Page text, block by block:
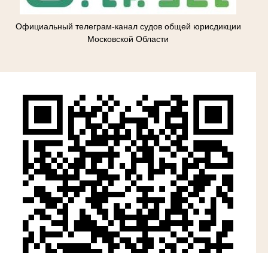
Официальный телеграм-канал судов общей юрисдикции
Московской Области